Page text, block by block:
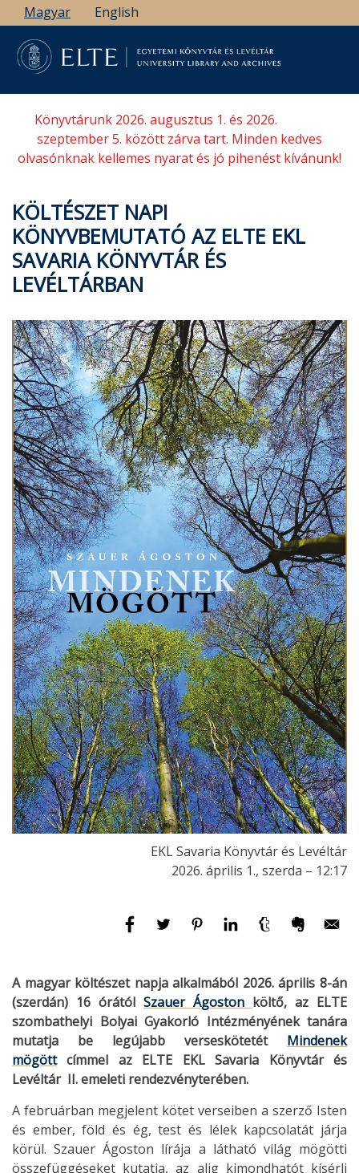
Ugrás
a
tartalomra
Magyar English
Könyvtárunk 2026. augusztus 1. és 2026.
szeptember 5. között zárva tart. Minden kedves
olvasónknak kellemes nyarat és jó pihenést kívánunk!
KÖLTÉSZET NAPI
KÖNYVBEMUTATÓ AZ ELTE EKL
SAVARIA KÖNYVTÁR ÉS
LEVÉLTÁRBAN
EKL Savaria Könyvtár és Levéltár
2026. április 1., szerda – 12:17
A magyar költészet napja alkalmából 2026. április 8-án
(szerdán) 16 órától Szauer Ágoston költő, az ELTE
szombathelyi Bolyai Gyakorló Intézményének tanára
mutatja be legújabb verseskötetét Mindenek
mögöttcímmel az ELTE EKL Savaria Könyvtár és
Levéltár II. emeleti rendezvényterében.
A februárban megjelent kötet verseiben a szerző Isten
és ember, föld és ég, test és lélek kapcsolatát járja
körül. Szauer Ágoston lírája a látható világ mögötti
összefüggéseket kutatja, az alig kimondhatót kísérli